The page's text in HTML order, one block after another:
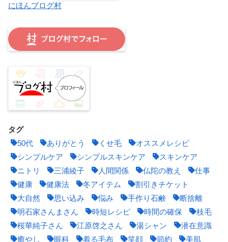
にほんブログ村
タグ
50代
ありがとう くせ毛
オススメレシピ
シンプルケア
シンプルスキンケア
スキンケア
ニトリ
三浦綾子 人間関係 仏陀の教え
仕事
健康
健康法 冬アイテム
割引きチケット
大自然
思い込み 悩み 手作り石鹸
断捨離
明石家さんまさん
時短レシピ 時間の確保
枝毛
桜華純子さん
江原啓之さん 湯シャン
潜在意識
癒やし
眼科 着る毛布 笑顔 節約 美肌